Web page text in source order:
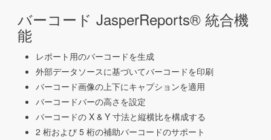
バーコード JasperReports® 統合機
能
レポート用のバーコードを生成
外部データソースに基づいてバーコードを印刷
バーコード画像の上下にキャプションを適用
バーコードバーの高さを設定
バーコードの X & Y 寸法と縦横比を構成する
2 桁および 5 桁の補助バーコードのサポート